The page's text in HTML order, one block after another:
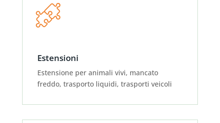
Estensioni
Estensione per animali vivi, mancato
freddo, trasporto liquidi, trasporti veicoli